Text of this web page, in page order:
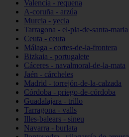
Valencia - requena
A-coruña - arzúa
Murcia - yecla
Tarragona - el-pla-de-santa-maria
Ceuta - ceuta
Málaga - cortes-de-la-frontera
Bizkaia - portugalete
Cáceres - navalmoral-de-la-mata
Jaén - cárcheles
Madrid - torrejón-de-la-calzada
Córdoba - priego-de-córdoba
Guadalajara - trillo
Tarragona - valls
Illes-balears - sineu
Navarra - burlata